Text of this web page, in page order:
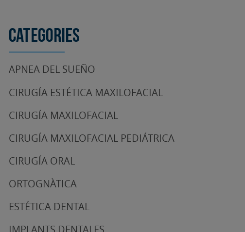
Categories
APNEA DEL SUEÑO
CIRUGÍA ESTÉTICA MAXILOFACIAL
CIRUGÍA MAXILOFACIAL
CIRUGÍA MAXILOFACIAL PEDIÁTRICA
CIRUGÍA ORAL
ORTOGNÀTICA
ESTÉTICA DENTAL
IMPLANTS DENTALES